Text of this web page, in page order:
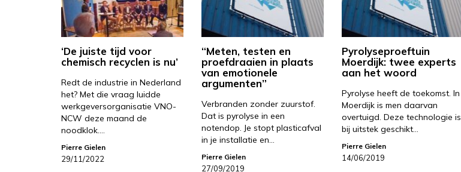
‘De juiste tijd voor
chemisch recyclen is nu’
Redt de industrie in Nederland
het? Met die vraag luidde
werkgeversorganisatie VNO-
NCW deze maand de
noodklok.…
Pierre Gielen
29/11/2022
“Meten, testen en
proefdraaien in plaats
van emotionele
argumenten”
Verbranden zonder zuurstof.
Dat is pyrolyse in een
notendop. Je stopt plasticafval
in je installatie en…
Pierre Gielen
27/09/2019
Pyrolyseproeftuin
Moerdijk: twee experts
aan het woord
Pyrolyse heeft de toekomst. In
Moerdijk is men daarvan
overtuigd. Deze technologie is
bij uitstek geschikt…
Pierre Gielen
14/06/2019